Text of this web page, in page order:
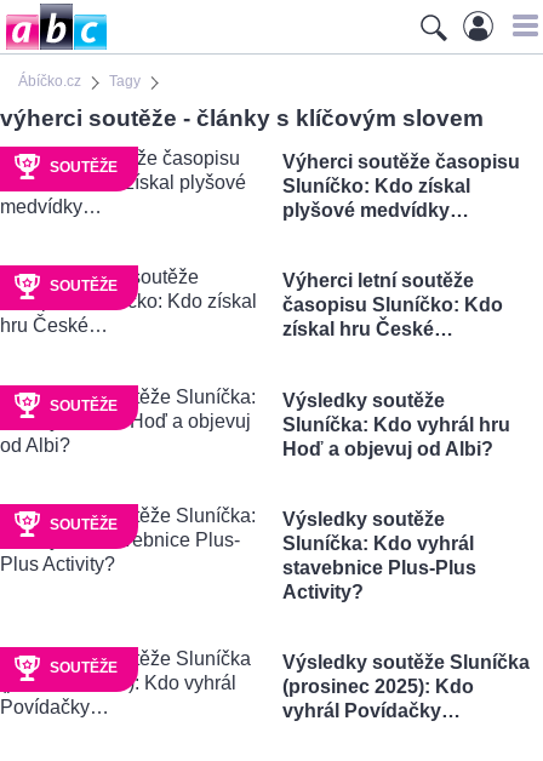
Ábíčko.cz Tagy
výherci soutěže - články s klíčovým slovem
SOUTĚŽE
Výherci soutěže časopisu
Sluníčko: Kdo získal
plyšové medvídky…
SOUTĚŽE
Výherci letní soutěže
časopisu Sluníčko: Kdo
získal hru České…
SOUTĚŽE
Výsledky soutěže
Sluníčka: Kdo vyhrál hru
Hoď a objevuj od Albi?
SOUTĚŽE
Výsledky soutěže
Sluníčka: Kdo vyhrál
stavebnice Plus-Plus
Activity?
SOUTĚŽE
Výsledky soutěže Sluníčka
(prosinec 2025): Kdo
vyhrál Povídačky…